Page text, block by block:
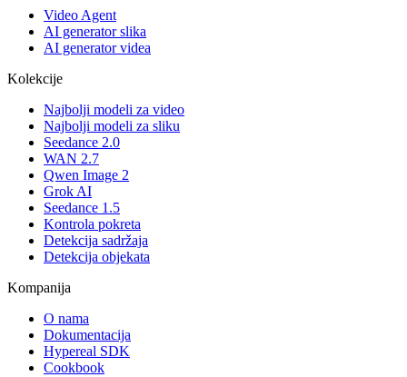
Video Agent
AI generator slika
AI generator videa
Kolekcije
Najbolji modeli za video
Najbolji modeli za sliku
Seedance 2.0
WAN 2.7
Qwen Image 2
Grok AI
Seedance 1.5
Kontrola pokreta
Detekcija sadržaja
Detekcija objekata
Kompanija
O nama
Dokumentacija
Hypereal SDK
Cookbook